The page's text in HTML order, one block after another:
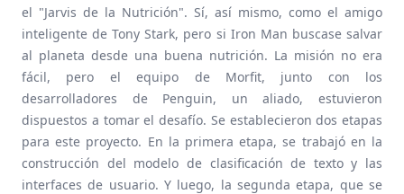
el "Jarvis de la Nutrición". Sí, así mismo, como el amigo
inteligente de Tony Stark, pero si Iron Man buscase salvar
al planeta desde una buena nutrición. La misión no era
fácil, pero el equipo de Morfit, junto con los
desarrolladores de Penguin, un aliado, estuvieron
dispuestos a tomar el desafío. Se establecieron dos etapas
para este proyecto. En la primera etapa, se trabajó en la
construcción del modelo de clasificación de texto y las
interfaces de usuario. Y luego, la segunda etapa, que se